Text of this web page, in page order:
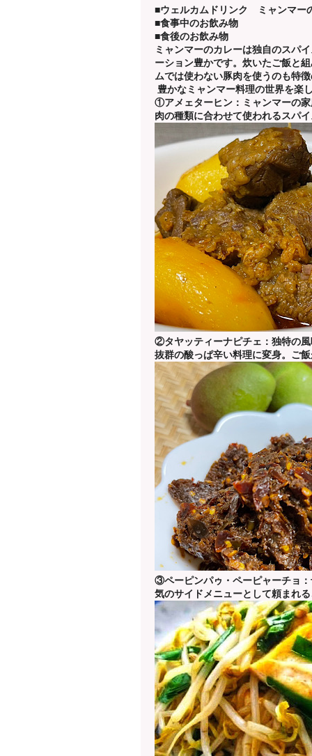
■ウェルカムドリンク ミャンマー
■食事中のお飲み物
■食後のお飲み物
ミャンマーのカレーは独自のスパ
ーション豊かです。炊いたご飯と
ムでは使わない豚肉を使うのも特
豊かなミャンマー料理の世界を楽
①アメェターヒン：ミャンマーの
肉の種類に合わせて使われるスパ
②タヤッティーナピチェ：独特の
抜群の酸っぱ辛い料理に変身。ご
③ペーピンパゥ・ペーピャーチョ
気のサイドメニューとして頼まれ